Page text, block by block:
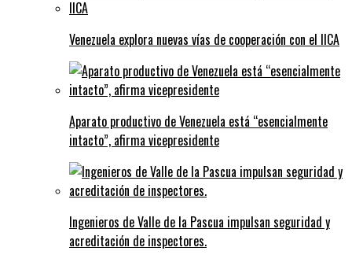
Venezuela explora nuevas vías de cooperación con el IICA
Aparato productivo de Venezuela está “esencialmente
intacto”, afirma vicepresidente
Ingenieros de Valle de la Pascua impulsan seguridad y
acreditación de inspectores.